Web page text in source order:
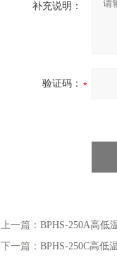
补充说明：
验证码：
上一篇： BPHS-250A高低
下一篇： BPHS-250C高低